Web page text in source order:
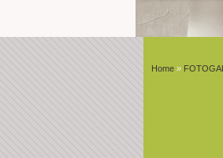
Home »